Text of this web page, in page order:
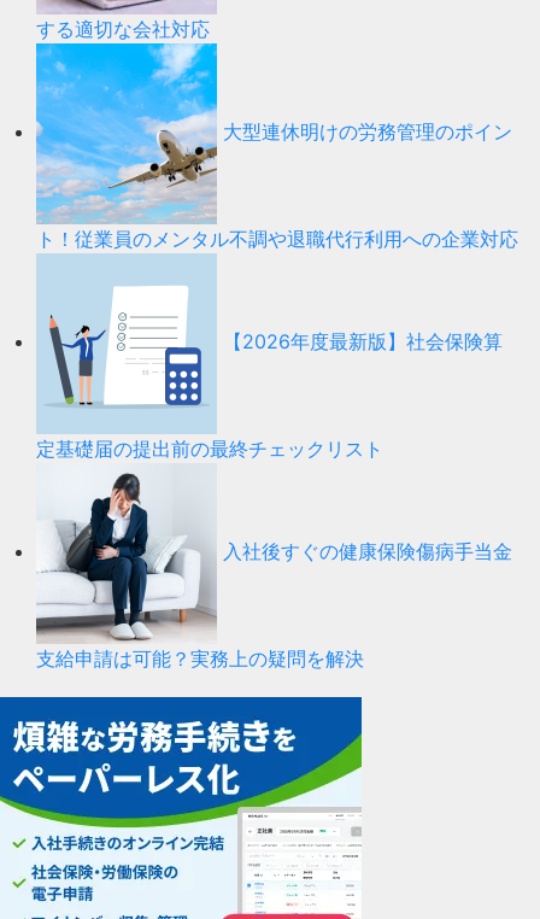
する適切な会社対応
大型連休明けの労務管理のポイン
ト！従業員のメンタル不調や退職代行利用への企業対応
【2026年度最新版】社会保険算
定基礎届の提出前の最終チェックリスト
入社後すぐの健康保険傷病手当金
支給申請は可能？実務上の疑問を解決